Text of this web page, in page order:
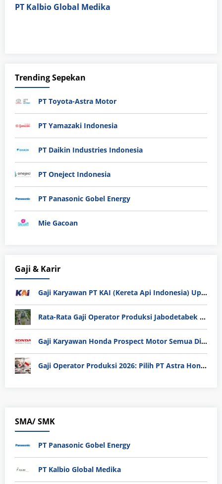
PT Kalbio Global Medika
Trending Sepekan
PT Toyota-Astra Motor
PT Yamazaki Indonesia
PT Daikin Industries Indonesia
PT Oneject Indonesia
PT Panasonic Gobel Energy
Mie Gacoan
Gaji & Karir
Gaji Karyawan PT KAI (Kereta Api Indonesia) Update 2025
Rata-Rata Gaji Operator Produksi Jabodetabek 2025: Bedah Tuntas UMK, Lemburan, dan Realita Hidup Buruh
Gaji Karyawan Honda Prospect Motor Semua Divisi
Gaji Operator Produksi 2026: Pilih PT Astra Honda Motor (AHM) atau Manufaktur di Jepang?
SMA/ SMK
PT Panasonic Gobel Energy
PT Kalbio Global Medika